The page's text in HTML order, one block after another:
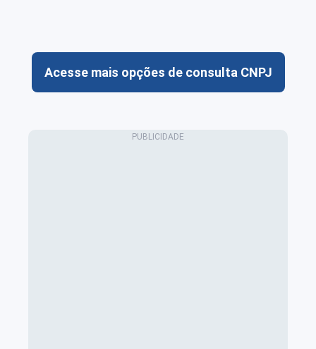
Acesse mais opções de consulta CNPJ